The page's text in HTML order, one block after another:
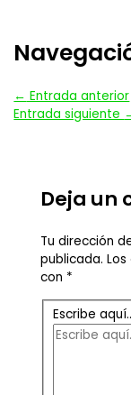
← Entrada anterior
Entrada siguiente
Deja un
Tu dirección
publicada.
con *
Escribe